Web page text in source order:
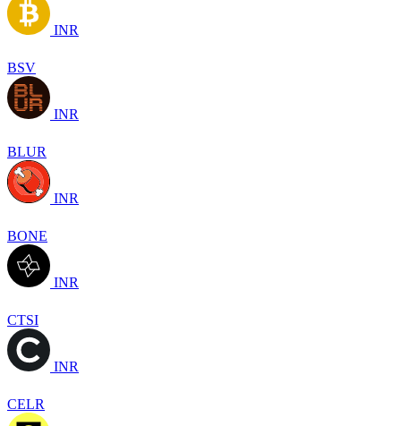
INR
BSV
INR
BLUR
INR
BONE
INR
CTSI
INR
CELR